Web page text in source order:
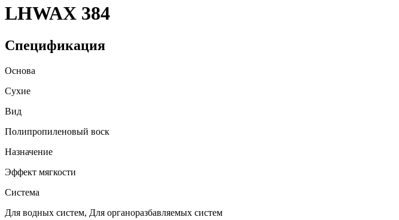
LHWAX 384
Спецификация
Основа
Сухие
Вид
Полипропиленовый воск
Назначение
Эффект мягкости
Система
Для водных систем, Для органоразбавляемых систем